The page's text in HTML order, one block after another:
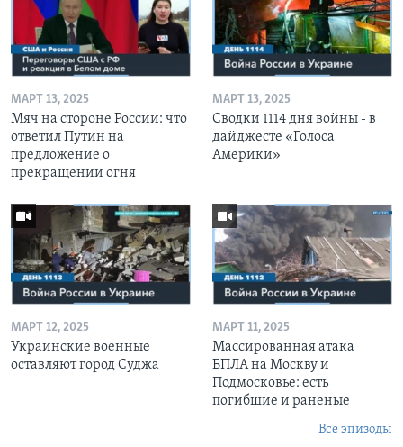
МАРТ 13, 2025
Мяч на стороне России: что
ответил Путин на
предложение о
прекращении огня
МАРТ 13, 2025
Сводки 1114 дня войны - в
дайджесте «Голоса
Америки»
МАРТ 12, 2025
Украинские военные
оставляют город Суджа
МАРТ 11, 2025
Массированная атака
БПЛА на Москву и
Подмосковье: есть
погибшие и раненые
Все эпизоды